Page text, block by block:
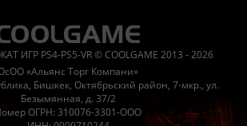
язык? Если локализация игры для
запускается?Свяжитесь с нашей
после покупки?Да, наша поддержка
ИГР PS4-PS5-VR © COOLGAME 2013 - 2026
«Альянс Торг Компани»
Бишкек, Октябрьский район, 7-мкр., ул.
Безымянная, д. 37/2
ОГРН: 310076-3301-ООО